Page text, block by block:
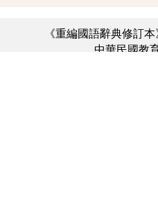
《重編國語辭典修訂
中華民國教